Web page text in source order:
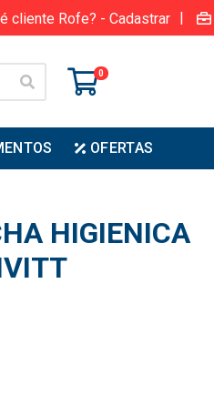
cliente Rofe? - Cadastrar |
0
OFERTAS
HIGIENICA